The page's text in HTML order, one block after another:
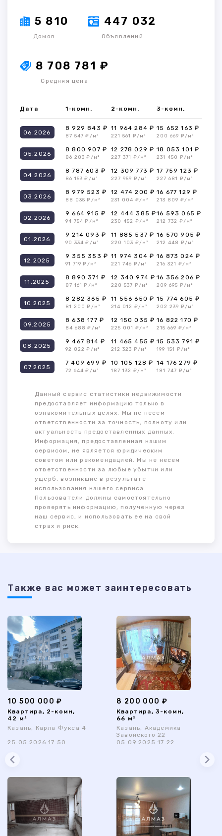
5 810
Домов
447 032
Объявлений
8 708 781 ₽
Средняя цена
Дата 1-комн. 2-комн. 3-комн.
06.2026
8 929 843 ₽
87 547 ₽/м²
11 964 284 ₽
221 561 ₽/м²
15 652 163 ₽
200 669 ₽/м²
05.2026
8 800 907 ₽
86 283 ₽/м²
12 278 029 ₽
227 371 ₽/м²
18 053 101 ₽
231 450 ₽/м²
04.2026
8 787 603 ₽
86 153 ₽/м²
12 309 773 ₽
227 959 ₽/м²
17 759 123 ₽
227 681 ₽/м²
03.2026
8 979 523 ₽
88 035 ₽/м²
12 474 200 ₽
231 004 ₽/м²
16 677 129 ₽
213 809 ₽/м²
02.2026
9 664 915 ₽
94 754 ₽/м²
12 444 385 ₽
230 452 ₽/м²
16 593 065 ₽
212 732 ₽/м²
01.2026
9 214 093 ₽
90 334 ₽/м²
11 885 537 ₽
220 103 ₽/м²
16 570 905 ₽
212 448 ₽/м²
12.2025
9 355 353 ₽
91 719 ₽/м²
11 974 304 ₽
221 746 ₽/м²
16 873 024 ₽
216 321 ₽/м²
11.2025
8 890 371 ₽
87 161 ₽/м²
12 340 974 ₽
228 537 ₽/м²
16 356 206 ₽
209 695 ₽/м²
10.2025
8 282 365 ₽
81 200 ₽/м²
11 556 650 ₽
214 012 ₽/м²
15 774 605 ₽
202 239 ₽/м²
09.2025
8 638 177 ₽
84 688 ₽/м²
12 150 035 ₽
225 001 ₽/м²
16 822 170 ₽
215 669 ₽/м²
08.2025
9 467 814 ₽
92 822 ₽/м²
11 465 455 ₽
212 323 ₽/м²
15 533 791 ₽
199 151 ₽/м²
07.2025
7 409 699 ₽
72 644 ₽/м²
10 105 128 ₽
187 132 ₽/м²
14 176 279 ₽
181 747 ₽/м²
Данный сервис статистики недвижимости
предоставляет информацию только в
ознакомительных целях. Мы не несем
ответственности за точность, полноту или
актуальность предоставленных данных.
Информация, предоставленная нашим
сервисом, не является юридическим
советом или рекомендацией. Мы не несем
ответственности за любые убытки или
ущерб, возникшие в результате
использования нашего сервиса.
Пользователи должны самостоятельно
проверять информацию, полученную через
наш сервис, и использовать ее на свой
страх и риск.
Также ваc может заинтересовать
10 500 000 ₽
Квартира, 2-комн,
42 м²
Казань, Карла Фукса 4
25.05.2026 17:50
8 200 000 ₽
Квартира, 3-комн,
66 м²
Казань, Академика
Завойского 22
05.09.2025 17:22